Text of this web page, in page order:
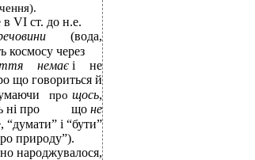
в VI ст. до н.е.
(вода,
космосу через
немає і
не
що говориться й
про щось,
ні про що не
і “бути”
природу”).
народжувалося,